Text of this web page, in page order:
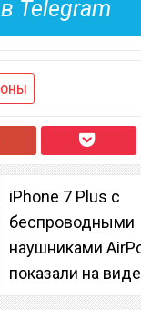
в Telegram
iPhone 7 Plus с
беспроводными
наушниками
показали на